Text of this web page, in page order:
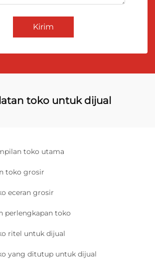
Kirim
toko untuk dijual
toko utama
toko grosir
eceran grosir
perlengkapan toko
ritel untuk dijual
yang ditutup untuk dijual